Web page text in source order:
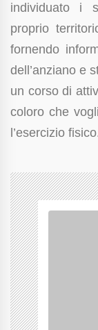
individuato i
proprio
fornendo
dell’anziano e
un corso di
coloro che
l’esercizio